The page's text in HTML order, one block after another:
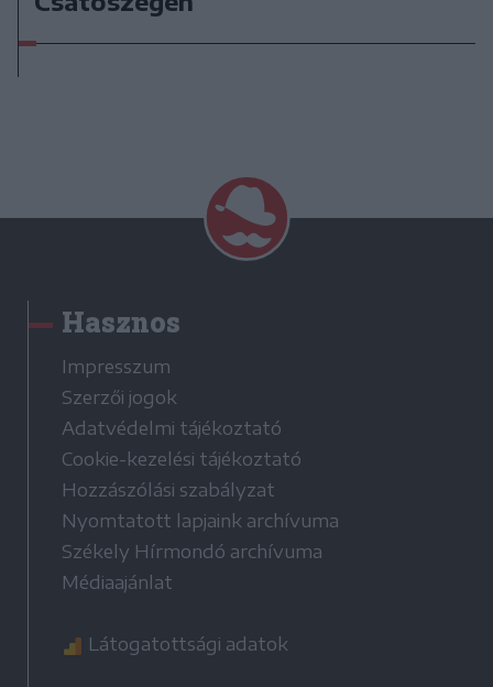
Hasznos
Impresszum
Szerzői jogok
Adatvédelmi tájékoztató
Cookie-kezelési tájékoztató
Hozzászólási szabályzat
Nyomtatott lapjaink archívuma
Székely Hírmondó archívuma
Médiaajánlat
Látogatottsági adatok